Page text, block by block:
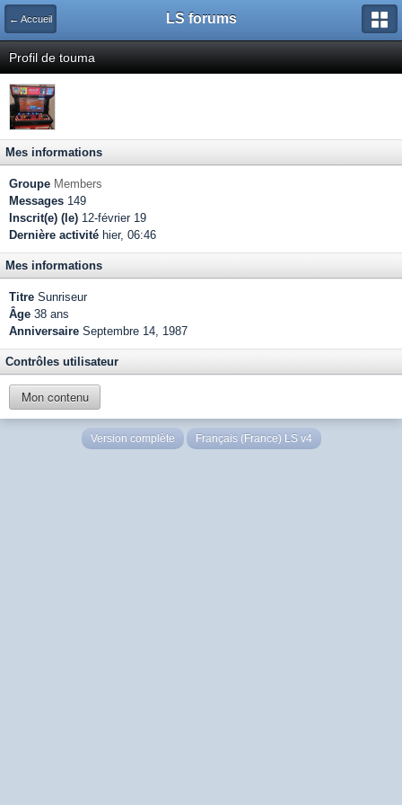
← Accueil LS forums
Profil de touma
Mes informations
Groupe Members
Messages 149
Inscrit(e) (le) 12-février 19
Dernière activité hier, 06:46
Mes informations
Titre Sunriseur
Âge 38 ans
Anniversaire Septembre 14, 1987
Contrôles utilisateur
Mon contenu
Version complète Français (France) LS v4